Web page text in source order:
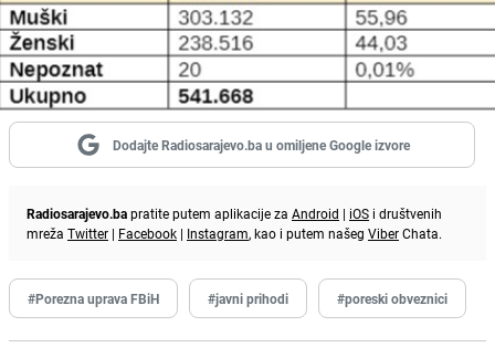
Dodajte Radiosarajevo.ba u omiljene Google izvore
Radiosarajevo.bapratite putem aplikacije za Android | iOS i društvenih
mreža Twitter | Facebook | Instagram, kao i putem našeg ViberChata.
#Porezna uprava FBiH #javni prihodi #poreski obveznici